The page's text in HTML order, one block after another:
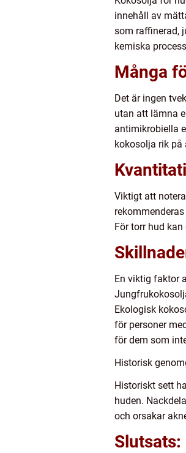
innehåll av
som raffinerad,
kemiska
Många
Det är ingen
utan att lämna
antimikrobiella
kokosolja rik
Viktigt att
För torr hud
En viktig faktor
Ekologisk
för personer
för dem som
Historisk
Historiskt sett
huden.
och orsakar
Slutsats: